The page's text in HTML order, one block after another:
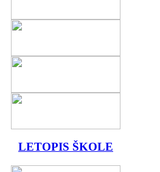
LETOPIS ŠKOLE